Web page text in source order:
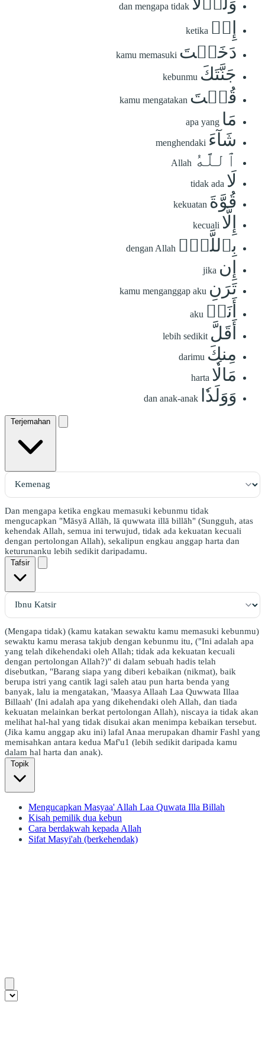
dan mengapa tidak
إِذۡ ketika
دَخَلۡتَ kamu memasuki
جَنَّتَكَ kebunmu
قُلۡتَ kamu mengatakan
مَا apa yang
شَآءَ menghendaki
ٱللَّهُ Allah
لَا tidak ada
قُوَّةَ kekuatan
إِلَّا kecuali
بِٱللَّهِۚ dengan Allah
إِن jika
تَرَنِ kamu menganggap aku
أَنَا۠ aku
أَقَلَّ lebih sedikit
مِنكَ darimu
مَالٗا harta
وَوَلَدٗا dan anak-anak
Terjemahan
Dan mengapa ketika engkau memasuki kebunmu tidak
mengucapkan "Māsyā Allāh, lā quwwata illā billāh" (Sungguh, atas
kehendak Allah, semua ini terwujud, tidak ada kekuatan kecuali
dengan pertolongan Allah), sekalipun engkau anggap harta dan
keturunanku lebih sedikit daripadamu.
Tafsir
(Mengapa tidak) (kamu katakan sewaktu kamu memasuki kebunmu)
sewaktu kamu merasa takjub dengan kebunmu itu, ("Ini adalah apa
yang telah dikehendaki oleh Allah; tidak ada kekuatan kecuali
dengan pertolongan Allah?)" di dalam sebuah hadis telah
disebutkan, "Barang siapa yang diberi kebaikan (nikmat), baik
berupa istri yang cantik lagi saleh atau pun harta benda yang
banyak, lalu ia mengatakan, 'Maasya Allaah Laa Quwwata Illaa
Billaah' (Ini adalah apa yang dikehendaki oleh Allah, dan tiada
kekuatan melainkan berkat pertolongan Allah), niscaya ia tidak akan
melihat hal-hal yang tidak disukai akan menimpa kebaikan tersebut.
(Jika kamu anggap aku ini) lafal Anaa merupakan dhamir Fashl yang
memisahkan antara kedua Maf'u1 (lebih sedikit daripada kamu
dalam hal harta dan anak).
Topik
Mengucapkan Masyaa' Allah Laa Quwata Illa Billah
Kisah pemilik dua kebun
Cara berdakwah kepada Allah
Sifat Masyi'ah (berkehendak)